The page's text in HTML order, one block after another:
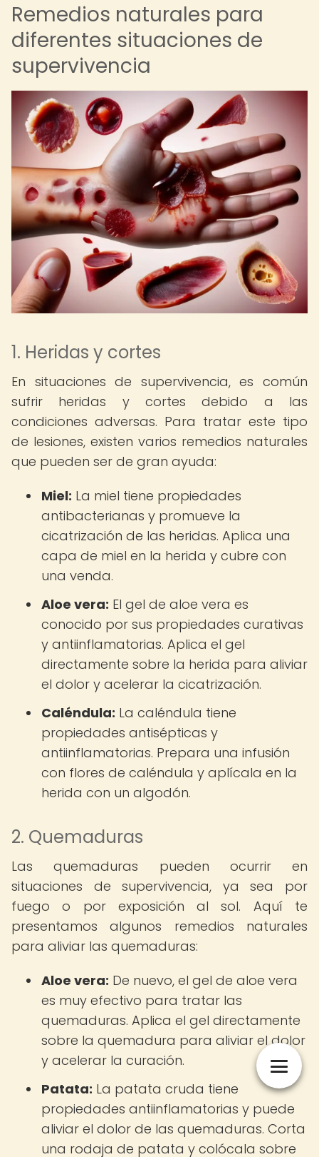
Remedios naturales para
diferentes situaciones de
supervivencia
1. Heridas y cortes
En situaciones de supervivencia, es común
sufrir heridas y cortes debido a las
condiciones adversas. Para tratar este tipo
de lesiones, existen varios remedios naturales
que pueden ser de gran ayuda:
Miel: La miel tiene propiedades
antibacterianas y promueve la
cicatrización de las heridas. Aplica una
capa de miel en la herida y cubre con
una venda.
Aloe vera: El gel de aloe vera es
conocido por sus propiedades curativas
y antiinflamatorias. Aplica el gel
directamente sobre la herida para aliviar
el dolor y acelerar la cicatrización.
Caléndula: La caléndula tiene
propiedades antisépticas y
antiinflamatorias. Prepara una infusión
con flores de caléndula y aplícala en la
herida con un algodón.
2. Quemaduras
Las quemaduras pueden ocurrir en
situaciones de supervivencia, ya sea por
fuego o por exposición al sol. Aquí te
presentamos algunos remedios naturales
para aliviar las quemaduras:
Aloe vera: De nuevo, el gel de aloe vera
es muy efectivo para tratar las
quemaduras. Aplica el gel directamente
sobre la quemadura para aliviar el dolor
y acelerar la curación.
Patata: La patata cruda tiene
propiedades antiinflamatorias y puede
aliviar el dolor de las quemaduras. Corta
una rodaja de patata y colócala sobre